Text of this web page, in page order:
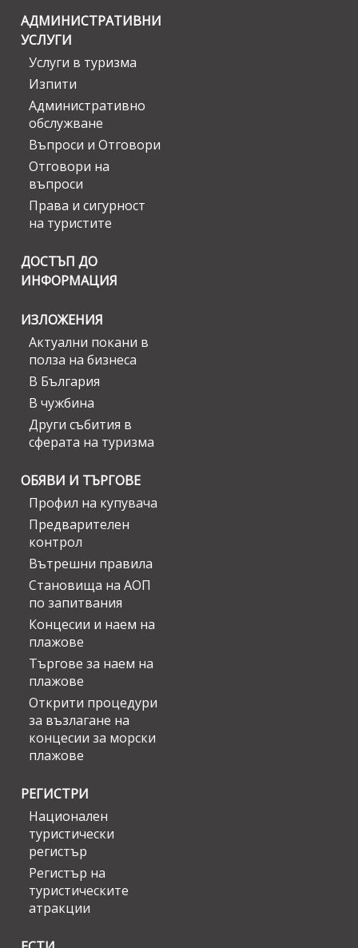
АДМИНИСТРАТИВНИ
УСЛУГИ
Услуги в туризма
Изпити
Административно
обслужване
Въпроси и Отговори
Отговори на
въпроси
Права и сигурност
на туристите
ДОСТЪП ДО
ИНФОРМАЦИЯ
ИЗЛОЖЕНИЯ
Актуални покани в
полза на бизнеса
В България
В чужбина
Други събития в
сферата на туризма
ОБЯВИ И ТЪРГОВЕ
Профил на купувача
Предварителен
контрол
Вътрешни правила
Становища на АОП
по запитвания
Концесии и наем на
плажове
Търгове за наем на
плажове
Открити процедури
за възлагане на
концесии за морски
плажове
РЕГИСТРИ
Национален
туристически
регистър
Регистър на
туристическите
атракции